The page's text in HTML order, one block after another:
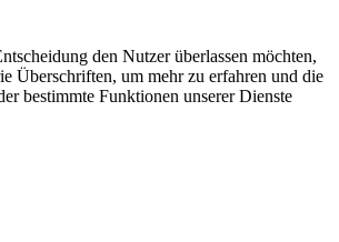
den Nutzer überlassen möchten,
Überschriften, um mehr zu erfahren und die
bestimmte Funktionen unserer Dienste